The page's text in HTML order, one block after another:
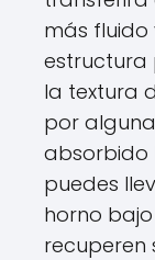
más
estructura
la textura
por
absorbido
puedes
horno bajo
recuperen